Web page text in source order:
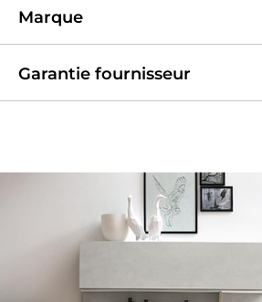
Marque
Garantie fournisseur